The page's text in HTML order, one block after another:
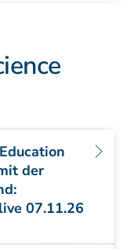
der
07.11.26